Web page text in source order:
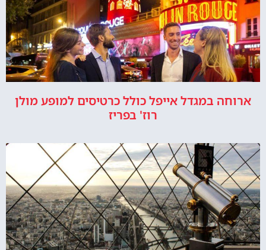
ארוחה במגדל אייפל כולל כרטיסים למופע מולן
רוז' בפריז